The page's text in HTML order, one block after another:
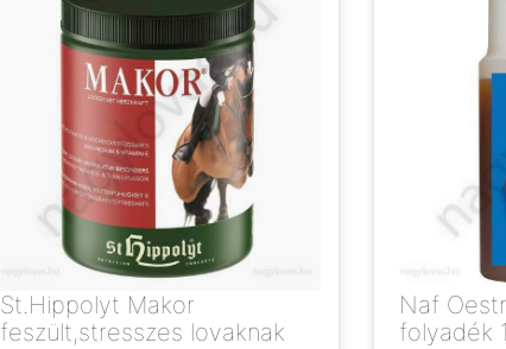
St.Hippolyt Makor
feszült,stresszes lovaknak
Naf
folyadék